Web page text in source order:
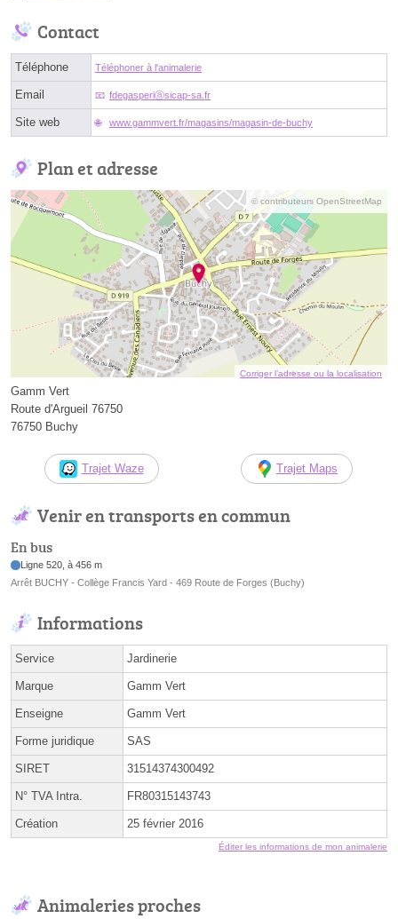
Contact
Téléphone Téléphoner à l'animalerie
Email fdegasperiⓐsicap-sa.fr
Site web www.gammvert.fr/magasins/magasin-de-buchy
Plan et adresse
© contributeurs OpenStreetMap
Corriger l’adresse ou la localisation
Gamm Vert
Route d'Argueil 76750
76750 Buchy
Trajet Waze Trajet Maps
Venir en transports en commun
En bus
Ligne 520, à 456 m
Arrêt BUCHY - Collège Francis Yard - 469 Route de Forges (Buchy)
Informations
Service Jardinerie
Marque Gamm Vert
Enseigne Gamm Vert
Forme juridique SAS
SIRET 31514374300492
N° TVA Intra. FR80315143743
Création 25 février 2016
Éditer les informations de mon animalerie
Animaleries proches